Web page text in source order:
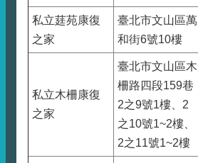
私立莛苑康復
之家
臺北市文山區萬
和街6號10樓
私立木柵康復
之家
臺北市文山區木
柵路四段159巷
2之9號1樓、2
之10號1~2樓、
2之11號1~2樓